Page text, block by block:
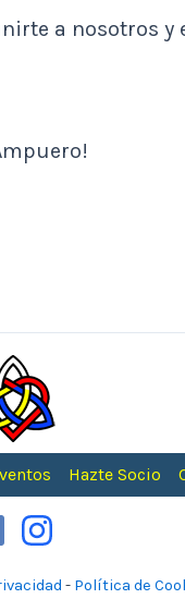
a nosotros
Hazte Socio
- Política de